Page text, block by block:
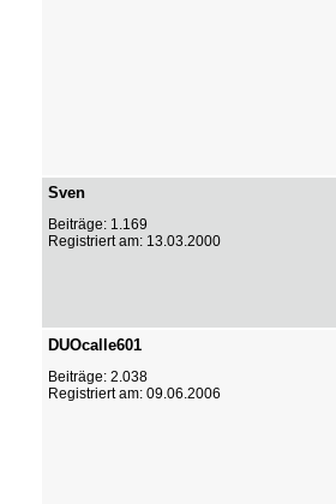
Sven
Beiträge: 1.169
Registriert am: 13.03.2000
DUOcalle601
Beiträge: 2.038
Registriert am: 09.06.2006